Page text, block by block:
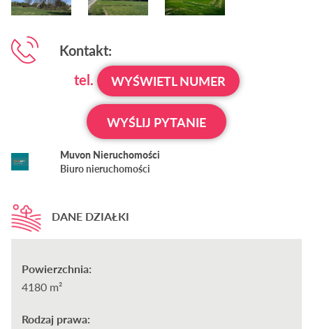
Kontakt:
tel.
WYŚWIETL NUMER
WYŚLIJ PYTANIE
Muvon Nieruchomości
Biuro nieruchomości
DANE DZIAŁKI
Powierzchnia:
4180 m²
Rodzaj prawa: